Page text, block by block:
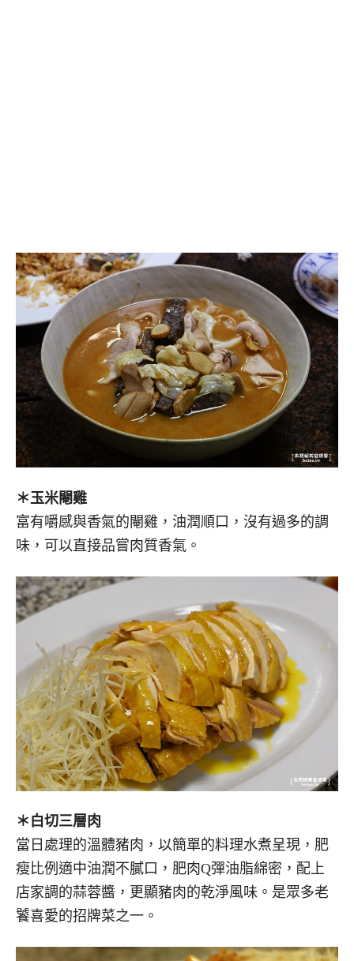
＊玉米閹雞
富有嚼感與香氣的閹雞，油潤順口，沒有過多的調
味，可以直接品嘗肉質香氣。
＊白切三層肉
當日處理的溫體豬肉，以簡單的料理水煮呈現，肥
瘦比例適中油潤不膩口，肥肉Q彈油脂綿密，配上
店家調的蒜蓉醬，更顯豬肉的乾淨風味。是眾多老
饕喜愛的招牌菜之一。